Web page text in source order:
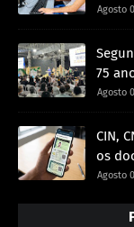
Agosto
75
Agosto
CIN,
os
Agosto